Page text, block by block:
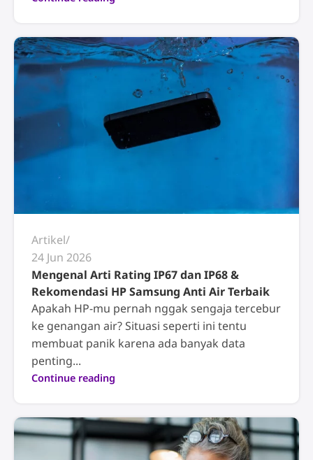
Artikel
24 Jun 2026
Mengenal Arti Rating IP67 dan IP68 &
Rekomendasi HP Samsung Anti Air Terbaik
Apakah HP-mu pernah nggak sengaja tercebur
ke genangan air? Situasi seperti ini tentu
membuat panik karena ada banyak data
penting...
Continue reading